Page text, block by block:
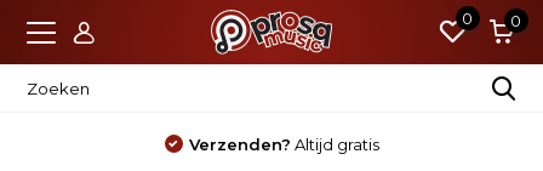
0 0
Verzenden? Altijd gratis